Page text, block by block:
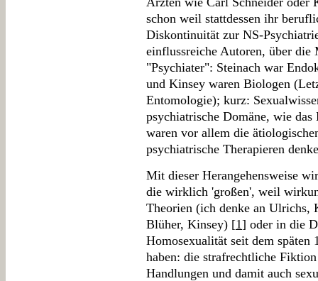
schon weil stattdessen ihr
Diskontinuität zur NS-
einflussreiche Autoren, über die
"Psychiater": Steinach war
und Kinsey waren Biologen
Entomologie); kurz:
psychiatrische Domäne, wie
waren vor allem die
psychiatrische Therapieren
Mit dieser Herangehensweise
die wirklich 'großen', weil
Theorien (ich denke an
Blüher, Kinsey) [1] oder in die
Homosexualität seit dem späten
haben: die strafrechtliche
Handlungen und damit auch